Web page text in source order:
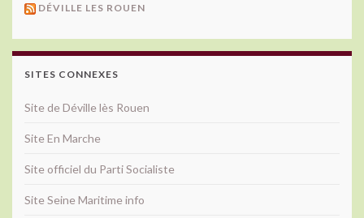
DÉVILLE LES ROUEN
SITES CONNEXES
Site de Déville lès Rouen
Site En Marche
Site officiel du Parti Socialiste
Site Seine Maritime info